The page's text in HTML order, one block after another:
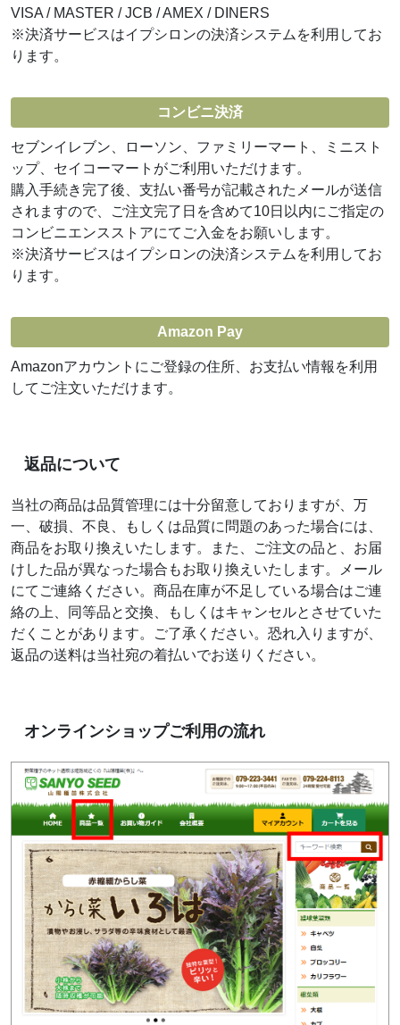
VISA / MASTER / JCB / AMEX / DINERS
※決済サービスはイプシロンの決済システムを利用してお
ります。
コンビニ決済
セブンイレブン、ローソン、ファミリーマート、ミニスト
ップ、セイコーマートがご利用いただけます。
購入手続き完了後、支払い番号が記載されたメールが送信
されますので、ご注文完了日を含めて10日以内にご指定の
コンビニエンスストアにてご入金をお願いします。
※決済サービスはイプシロンの決済システムを利用してお
ります。
Amazon Pay
Amazonアカウントにご登録の住所、お支払い情報を利用
してご注文いただけます。
返品について
当社の商品は品質管理には十分留意しておりますが、万
一、破損、不良、もしくは品質に問題のあった場合には、
商品をお取り換えいたします。また、ご注文の品と、お届
けした品が異なった場合もお取り換えいたします。メール
にてご連絡ください。商品在庫が不足している場合はご連
絡の上、同等品と交換、もしくはキャンセルとさせていた
だくことがあります。ご了承ください。恐れ入りますが、
返品の送料は当社宛の着払いでお送りください。
オンラインショップご利用の流れ